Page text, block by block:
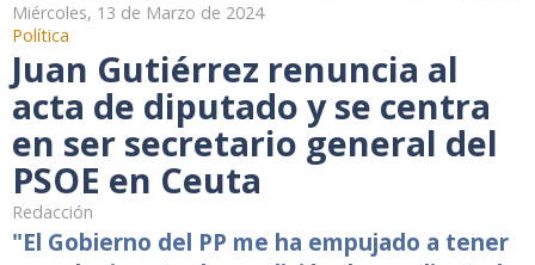
Miércoles, 13 de Marzo de 2024
Política
Juan Gutiérrez renuncia al
acta de diputado y se centra
en ser secretario general del
PSOE en Ceuta
Redacción
"El Gobierno del PP me ha empujado a tener